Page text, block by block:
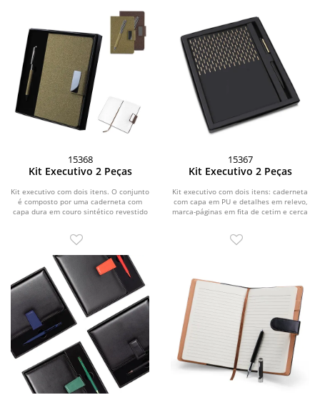
15368
Kit Executivo 2 Peças
Kit executivo com dois itens. O conjunto
é composto por uma caderneta com
capa dura em couro sintético revestido
15367
Kit Executivo 2 Peças
Kit executivo com dois itens: caderneta
com capa em PU e detalhes em relevo,
marca-páginas em fita de cetim e cerca